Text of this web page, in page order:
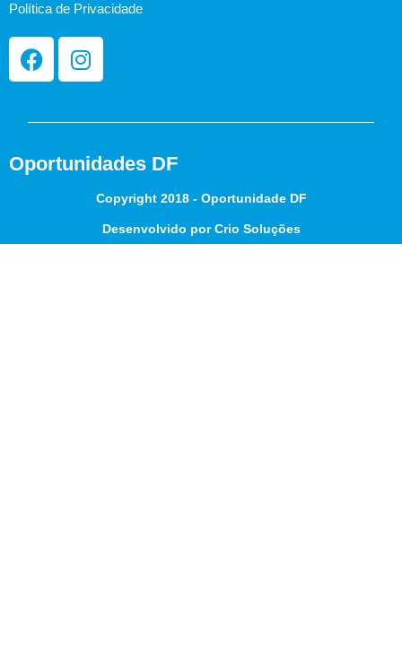
Política de Privacidade
Oportunidades DF
Copyright 2018 - Oportunidade DF
Desenvolvido por Crio Soluções